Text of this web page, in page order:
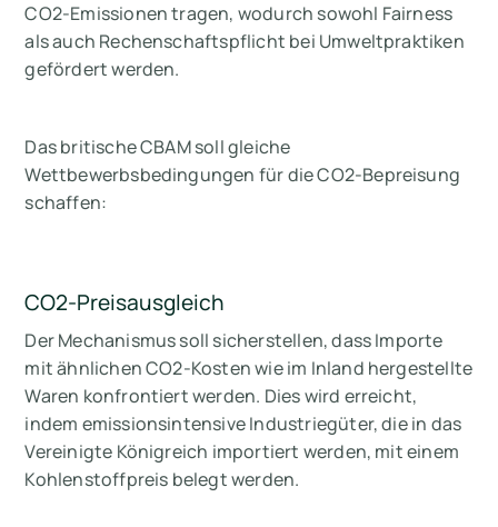
CO2-Emissionen tragen, wodurch sowohl Fairness
als auch Rechenschaftspflicht bei Umweltpraktiken
gefördert werden.
Das britische CBAM soll gleiche
Wettbewerbsbedingungen für die CO2-Bepreisung
schaffen:
CO2-Preisausgleich
Der Mechanismus soll sicherstellen, dass Importe
mit ähnlichen CO2-Kosten wie im Inland hergestellte
Waren konfrontiert werden. Dies wird erreicht,
indem emissionsintensive Industriegüter, die in das
Vereinigte Königreich importiert werden, mit einem
Kohlenstoffpreis belegt werden.